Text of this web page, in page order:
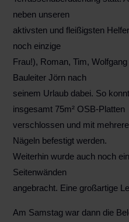
neben unseren
aktivsten und fleißigsten
noch einzige
Frau!), Roman, Tim,
Bauleiter Jörn nach
seinem Urlaub dabei. So
insgesamt 75m² OSB-Platten
verschlossen und mit
Nägeln befestigt werden.
Weiterhin wurde auch noch
Seitenwänden
angebracht. Eine großartige
Am Samstag war dann die